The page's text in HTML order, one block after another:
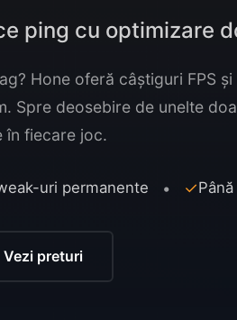
ping cu optimizare
Hone oferă câștiguri FPS
Spre deosebire de unelte
în fiecare joc.
uri permanente • ✓
Vezi preturi